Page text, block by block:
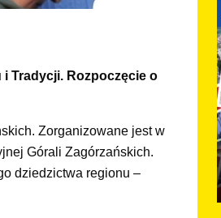
i Tradycji. Rozpoczęcie o
Zorganizowane jest w
Górali Zagórzańskich.
dziedzictwa regionu –